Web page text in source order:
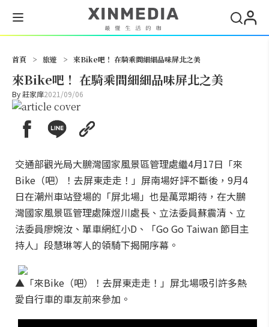
首頁 > 旅遊 > 來Bike吧！ 在騎乘間細細品味屏北之美
來Bike吧！ 在騎乘間細細品味屏北之美
By莊家庠2021/09/06
交通部觀光局大鵬灣國家風景區管理處繼4月17日「來
Bike（吧）！去屏東走走！」屏南場好評不斷後，9月4
日在潮州車站登場的「屏北場」也是萬眾期待，在大鵬
灣國家風景區管理處陳煜川處長、立法委員蘇震清、立
法委員廖婉汝、單車網紅小D、「Go Go Taiwan 節目主
持人」段慧琳等人的領騎下揭開序幕。
▲「來Bike（吧）！去屏東走走！」屏北場吸引許多熱
愛自行車的車友前來參加。